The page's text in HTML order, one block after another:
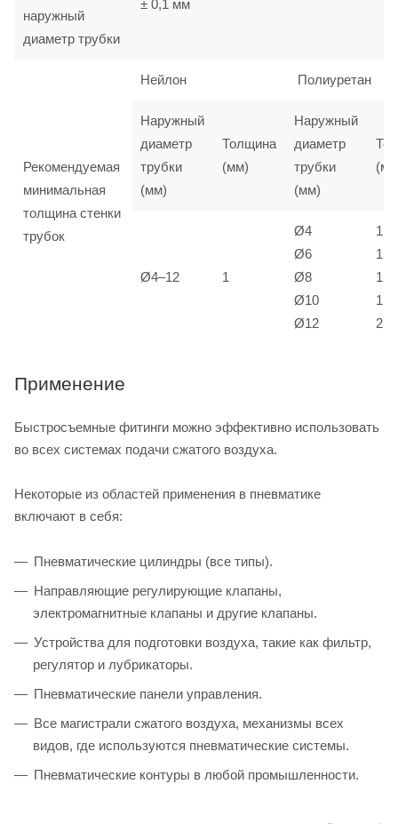
наружный
диаметр трубки
± 0,1 мм
Рекомендуемая
минимальная
толщина стенки
трубок
Нейлон Полиуретан
Наружный
диаметр
трубки
(мм)
Толщина
(мм)
Наружный
диаметр
трубки
(мм)
Ø4–12 1
Ø4
Ø6
Ø8
Ø10
Ø12
1
1
1,5
1,5
2
Применение
Быстросъемные фитинги можно эффективно использовать
во всех системах подачи сжатого воздуха.
Некоторые из областей применения в пневматике
включают в себя:
Пневматические цилиндры (все типы).
Направляющие регулирующие клапаны,
электромагнитные клапаны и другие клапаны.
Устройства для подготовки воздуха, такие как фильтр,
регулятор и лубрикаторы.
Пневматические панели управления.
Все магистрали сжатого воздуха, механизмы всех
видов, где используются пневматические системы.
Пневматические контуры в любой промышленности.